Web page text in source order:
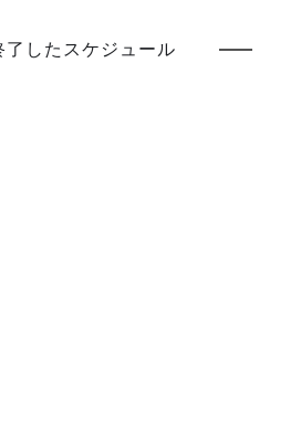
了したスケジュール